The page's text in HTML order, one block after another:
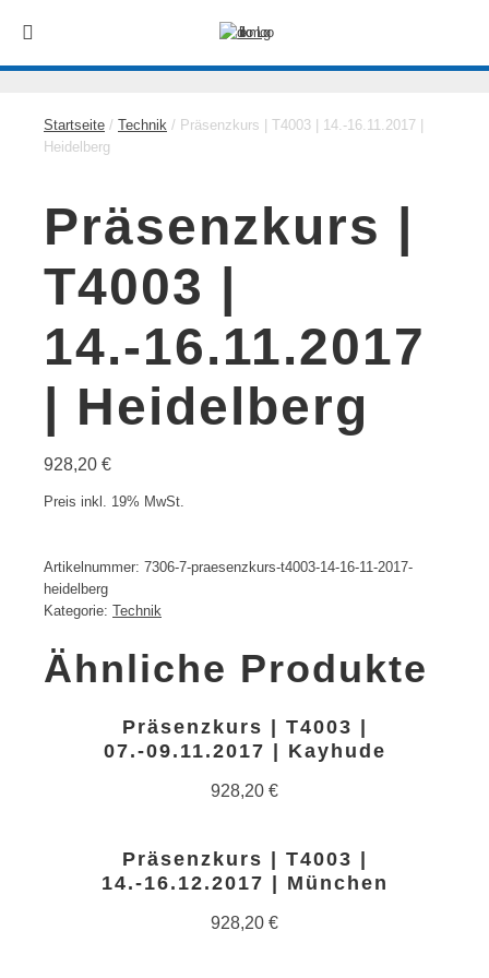
Startseite / Technik / Präsenzkurs | T4003 | 14.-16.11.2017 |
Heidelberg
Präsenzkurs |
T4003 |
14.-16.11.2017
| Heidelberg
928,20 €
Preis inkl. 19% MwSt.
Artikelnummer: 7306-7-praesenzkurs-t4003-14-16-11-2017-
heidelberg
Kategorie: Technik
Ähnliche Produkte
Präsenzkurs | T4003 |
07.-09.11.2017 | Kayhude
928,20 €
Präsenzkurs | T4003 |
14.-16.12.2017 | München
928,20 €